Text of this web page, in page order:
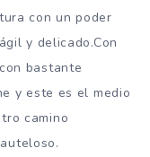
con un poder
y delicado.Con
bastante
y este es el medio
camino